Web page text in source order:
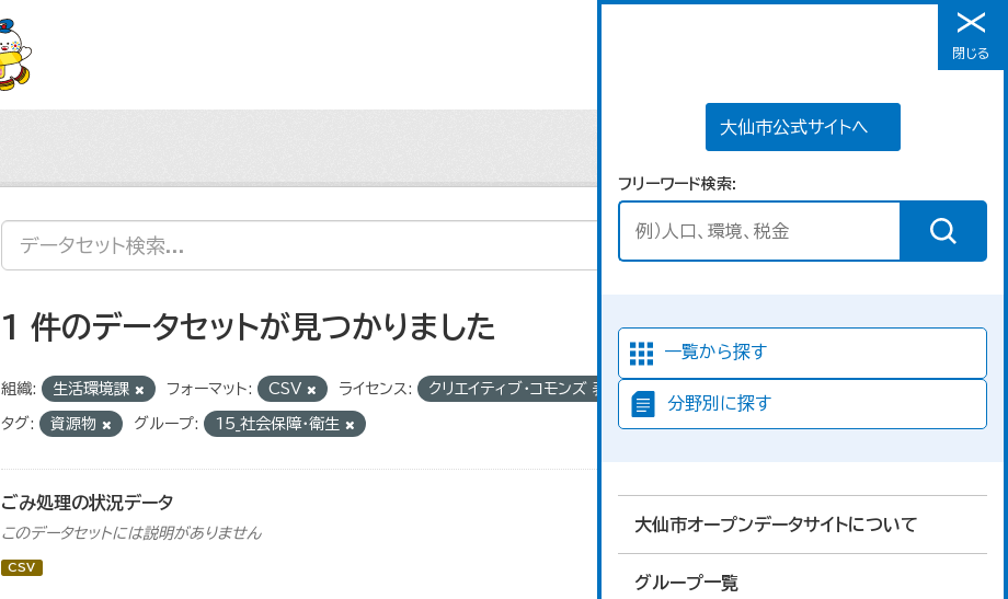
メニュー
大仙市公式サイトへ
フリーワード検索
一覧から探す
分野別に探す
大仙市オープンデータサイトについて
グループ一覧
閉じる
1 件のデータセットが見つかりました
組織: 生活環境課 フォーマット: CSV ライセンス: クリエイティブ・コモンズ 表示
タグ: 資源物 グループ: 15_社会保障・衛生
ごみ処理の状況データ
このデータセットには説明がありません
CSV